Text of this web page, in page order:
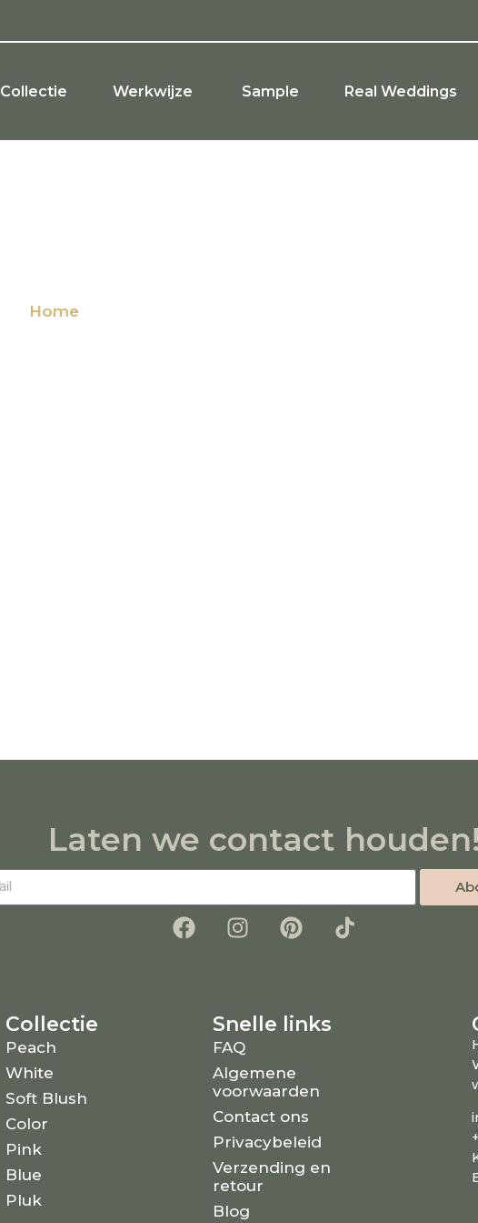
Collectie Werkwijze Sample Real Weddings
Home
Laten we contact houden!
Collectie
Peach
White
Soft Blush
Color
Pink
Blue
Pluk
Snelle links
FAQ
Algemene
voorwaarden
Contact ons
Privacybeleid
Verzending en
retour
Blog